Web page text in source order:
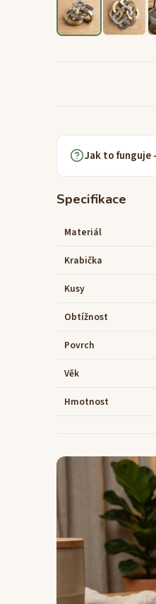
Jak to funguje
Specifikace
Materiál
Krabička
Kusy
Obtížnost
Povrch
Věk
Hmotnost